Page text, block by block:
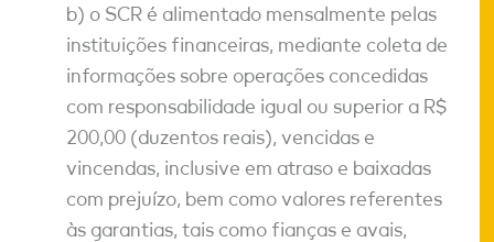
b) o SCR é alimentado mensalmente pelas
instituições financeiras, mediante coleta de
informações sobre operações concedidas
com responsabilidade igual ou superior a R$
200,00 (duzentos reais), vencidas e
vincendas, inclusive em atraso e baixadas
com prejuízo, bem como valores referentes
às garantias, tais como fianças e avais,